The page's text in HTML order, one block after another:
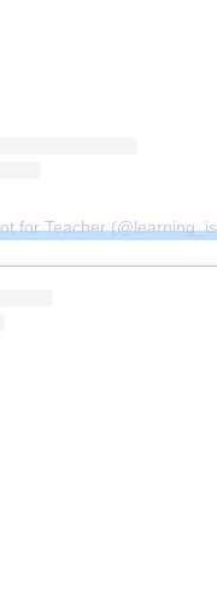
for Teacher